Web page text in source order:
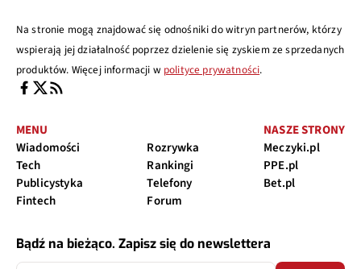
Na stronie mogą znajdować się odnośniki do witryn partnerów, którzy
wspierają jej działalność poprzez dzielenie się zyskiem ze sprzedanych
produktów. Więcej informacji w polityce prywatności.
MENU
Wiadomości
Tech
Publicystyka
Fintech
Rozrywka
Rankingi
Telefony
Forum
NASZE STRONY
Meczyki.pl
PPE.pl
Bet.pl
Bądź na bieżąco. Zapisz się do newslettera